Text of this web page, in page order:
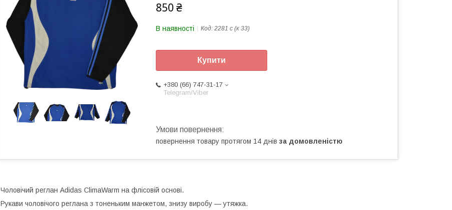
850 ₴
В наявності Код: 2281 с (к 33)
Купити
+380 (66) 747-31-17
Telegram/Viber
повернення товару протягом 14 днів за домовленістю
Чоловічий реглан Adidas ClimaWarm на флісовій основі.
Рукави чоловічого реглана з тоненьким манжетом, знизу виробу — утяжка.